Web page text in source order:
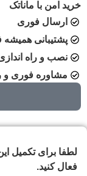
خرید امن با ماناتک
ارسال فوری
پشتیبانی همیشه
نصب و راه
مشاوره فوری و
لطفا برای تکمیل
فعال کنید.